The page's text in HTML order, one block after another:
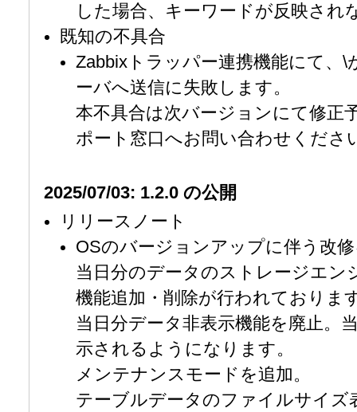
した場合、キーワードが反映され
既知の不具合
Zabbixトラッパー連携機能にて、
ーバへ送信に失敗します。
本不具合は次バージョンにて修正
ポート窓口へお問い合わせくださ
2025/07/03: 1.2.0 の公開
リリースノート
OSのバージョンアップに伴う改
当日分のデータのストレージエン
機能追加・削除が行われておりま
当日分データ非表示機能を廃止。
示されるようになります。
メンテナンスモードを追加。
テーブルデータのファイルサイズ